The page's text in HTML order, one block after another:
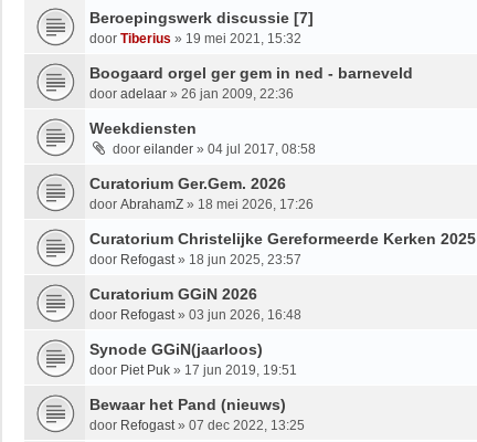
Beroepingswerk discussie [7]
door Tiberius » 19 mei 2021, 15:32
Boogaard orgel ger gem in ned - barneveld
door adelaar » 26 jan 2009, 22:36
Weekdiensten
door eilander » 04 jul 2017, 08:58
Curatorium Ger.Gem. 2026
door AbrahamZ » 18 mei 2026, 17:26
Curatorium Christelijke Gereformeerde Kerken 2025
door Refogast» 18 jun 2025, 23:57
Curatorium GGiN 2026
door Refogast» 03 jun 2026, 16:48
Synode GGiN(jaarloos)
door Piet Puk » 17 jun 2019, 19:51
Bewaar het Pand (nieuws)
door Refogast» 07 dec 2022, 13:25